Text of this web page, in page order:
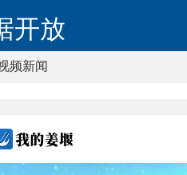
开放
频新闻